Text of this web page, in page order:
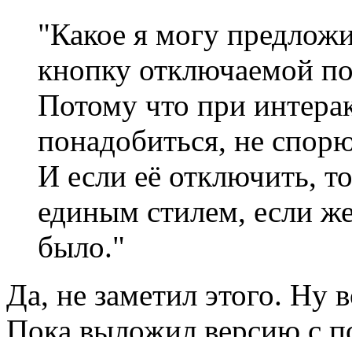
"Какое я могу
кнопку отключаемой
Потому что при
понадобиться, не
И если её отключить,
единым стилем, если
было."
Да, не заметил этого. Ну
Пока выложил версию с